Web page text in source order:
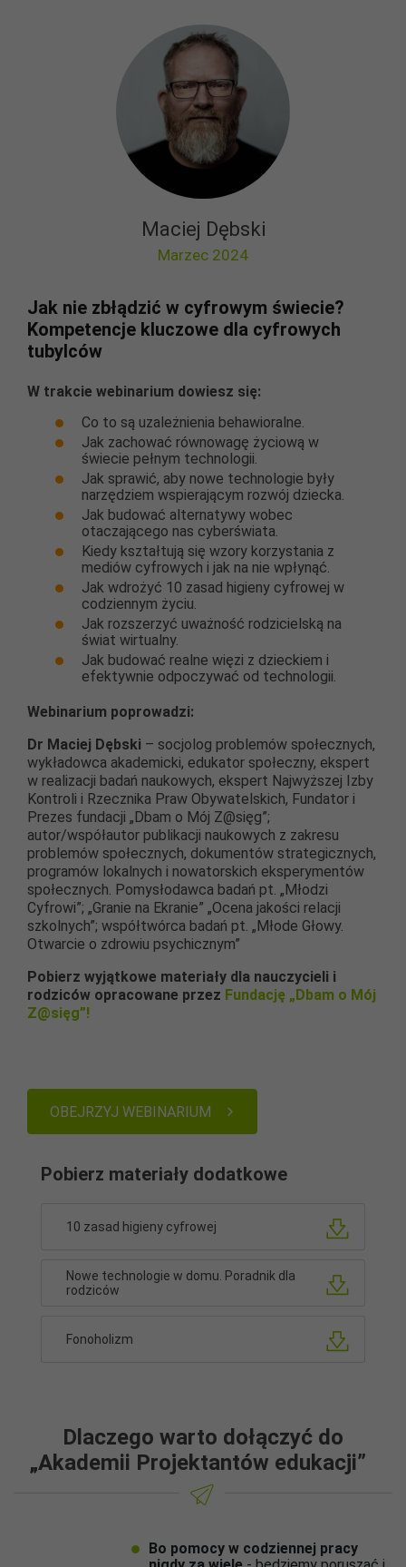
Maciej Dębski
Marzec 2024
Jak nie zbłądzić w cyfrowym świecie?
Kompetencje kluczowe dla cyfrowych
tubylców
W trakcie webinarium dowiesz się:
Co to są uzależnienia behawioralne.
Jak zachować równowagę życiową w
świecie pełnym technologii.
Jak sprawić, aby nowe technologie były
narzędziem wspierającym rozwój dziecka.
Jak budować alternatywy wobec
otaczającego nas cyberświata.
Kiedy kształtują się wzory korzystania z
mediów cyfrowych i jak na nie wpłynąć.
Jak wdrożyć 10 zasad higieny cyfrowej w
codziennym życiu.
Jak rozszerzyć uważność rodzicielską na
świat wirtualny.
Jak budować realne więzi z dzieckiem i
efektywnie odpoczywać od technologii.
Webinarium poprowadzi:
Dr Maciej Dębski – socjolog problemów społecznych,
wykładowca akademicki, edukator społeczny, ekspert
w realizacji badań naukowych, ekspert Najwyższej Izby
Kontroli i Rzecznika Praw Obywatelskich, Fundator i
Prezes fundacji „Dbam o Mój Z@sięg”;
autor/współautor publikacji naukowych z zakresu
problemów społecznych, dokumentów strategicznych,
programów lokalnych i nowatorskich eksperymentów
społecznych. Pomysłodawca badań pt. „Młodzi
Cyfrowi”; „Granie na Ekranie” „Ocena jakości relacji
szkolnych”; współtwórca badań pt. „Młode Głowy.
Otwarcie o zdrowiu psychicznym”
Pobierz wyjątkowe materiały dla nauczycieli i
rodziców opracowane przez Fundację „Dbam o Mój
Z@sięg”!
OBEJRZYJ WEBINARIUM
Pobierz materiały dodatkowe
10 zasad higieny cyfrowej
Nowe technologie w domu. Poradnik dla
rodziców
Fonoholizm
Dlaczego warto dołączyć do
„Akademii Projektantów edukacji”
Bo pomocy w codziennej pracy